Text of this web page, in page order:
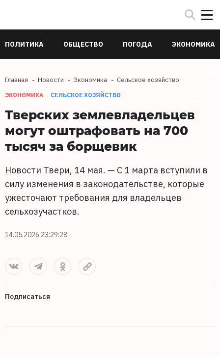
ПОЛИТИКА ОБЩЕСТВО ПОГОДА ЭКОНОМИКА
Главная Новости Экономика Сельское хозяйство
ЭКОНОМИКА СЕЛЬСКОЕ ХОЗЯЙСТВО
Тверских землевладельцев
могут оштрафовать на 700
тысяч за борщевик
Новости Твери, 14 мая. — С 1 марта вступили в
силу изменения в законодательстве, которые
ужесточают требования для владельцев
сельхозучастков.
14.05.2026 23:29:28
Подписаться